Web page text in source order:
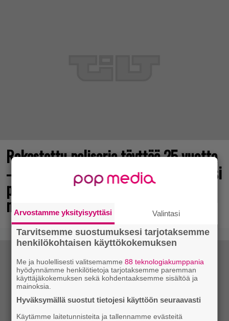
Rakastettu pelisarja täyttää 25 vuotta
– vuonna 2012 julkaistu osa ilmaiseksi
pc:lle, muita osia voi testailla
maksutta
Arvostamme yksityisyyttäsi Valintasi
Tarvitsemme suostumuksesi tarjotaksemme
henkilökohtaisen käyttökokemuksen
Me ja huolellisesti valitsemamme88 teknologiakumppania
hyödynnämme henkilötietoja tarjotaksemme paremman
käyttäjäkokemuksen sekä kohdentaaksemme sisältöä ja
mainoksia.
Hyväksymällä suostut tietojesi käyttöön seuraavasti
Käytämme laitetunnisteita ja tallennamme evästeitä